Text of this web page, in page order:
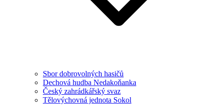
Sbor dobrovolných hasičů
Dechová hudba Nedakoňanka
Český zahrádkářský svaz
Tělovýchovná jednota Sokol